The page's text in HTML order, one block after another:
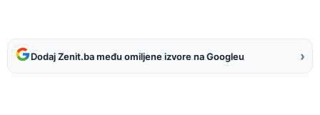
Dodaj Zenit.ba među omiljene izvore na Googleu ›